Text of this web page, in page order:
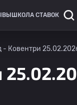
ШКОЛА СТАВОК